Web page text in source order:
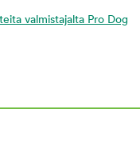
valmistajalta Pro Dog